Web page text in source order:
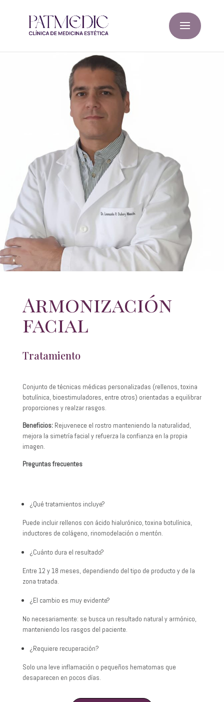
Armonización
facial
Tratamiento
Conjunto de técnicas médicas personalizadas (rellenos, toxina
botulínica, bioestimuladores, entre otros) orientadas a equilibrar
proporciones y realzar rasgos.
Beneficios:Rejuvenece el rostro manteniendo la naturalidad,
mejora la simetría facial y refuerza la confianza en la propia
imagen.
Preguntas frecuentes
¿Qué tratamientos incluye?
Puede incluir rellenos con ácido hialurónico, toxina botulínica,
inductores de colágeno, rinomodelación o mentón.
¿Cuánto dura el resultado?
Entre 12 y 18 meses, dependiendo del tipo de producto y de la
zona tratada.
¿El cambio es muy evidente?
No necesariamente: se busca un resultado natural y armónico,
manteniendo los rasgos del paciente.
¿Requiere recuperación?
Solo una leve inflamación o pequeños hematomas que
desaparecen en pocos días.